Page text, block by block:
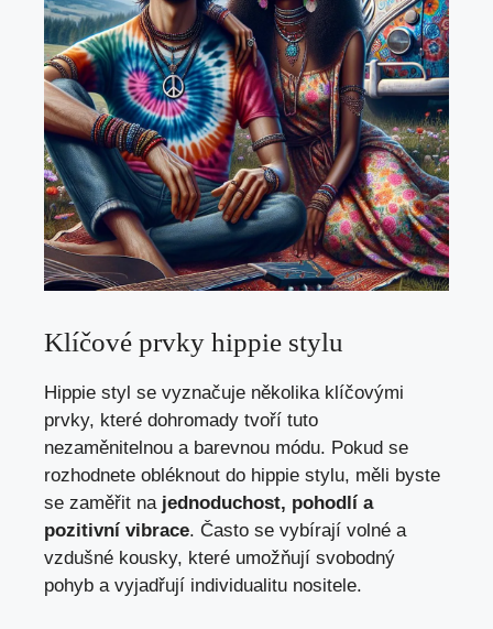
Klíčové prvky hippie stylu
Hippie styl se vyznačuje několika ​klíčovými
prvky, které dohromady tvoří tuto
nezaměnitelnou a barevnou módu. Pokud se
rozhodnete‌ obléknout ⁢do ‌hippie⁢ stylu, měli byste
se zaměřit na jednoduchost,⁣ pohodlí ⁢a
pozitivní vibrace. Často se vybírají volné a
vzdušné kousky, které umožňují ⁢svobodný
pohyb a‍ vyjadřují individualitu nositele.